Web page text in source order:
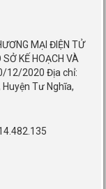
MẠI ĐIỆN TỬ
KẾ HOẠCH VÀ
12/2020 Địa chỉ:
Tư Nghĩa,